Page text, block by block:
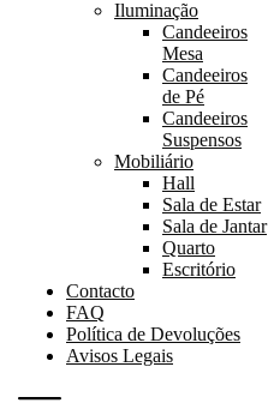
Iluminação
Candeeiros
Mesa
Candeeiros
de Pé
Candeeiros
Suspensos
Mobiliário
Hall
Sala de Estar
Sala de Jantar
Quarto
Escritório
Contacto
FAQ
Política de Devoluções
Avisos Legais